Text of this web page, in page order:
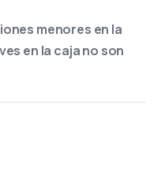
menores en la
en la caja no son